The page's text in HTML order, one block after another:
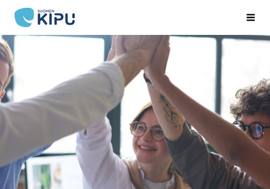
Siirry
sivun
sisältöön
Suomen Kipu ry